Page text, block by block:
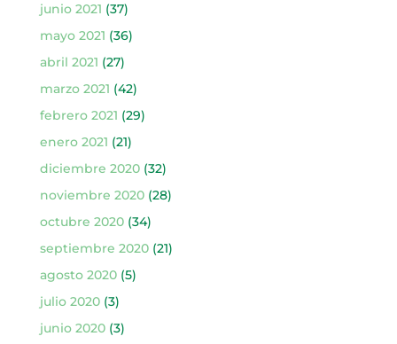
junio 2021 (37)
mayo 2021 (36)
abril 2021 (27)
marzo 2021 (42)
febrero 2021 (29)
enero 2021 (21)
diciembre 2020(32)
noviembre 2020(28)
octubre 2020(34)
septiembre 2020(21)
agosto 2020(5)
julio 2020(3)
junio 2020(3)